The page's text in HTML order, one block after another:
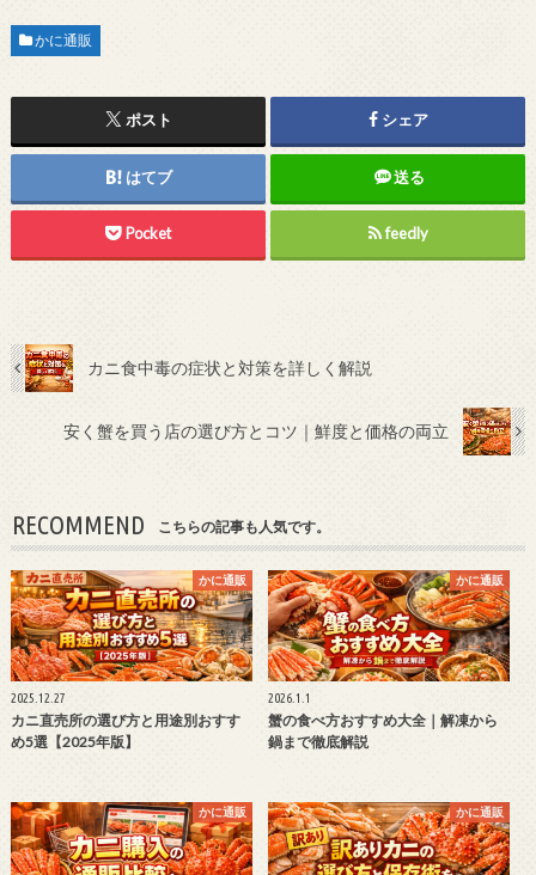
かに通販
ポスト シェア
はてブ 送る
Pocket feedly
カニ食中毒の症状と対策を詳しく解説
安く蟹を買う店の選び方とコツ｜鮮度と価格の両立
RECOMMEND こちらの記事も人気です。
かに通販
2025.12.27
カニ直売所の選び方と用途別おすす
め5選【2025年版】
かに通販
2026.1.1
蟹の食べ方おすすめ大全｜解凍から
鍋まで徹底解説
かに通販 かに通販